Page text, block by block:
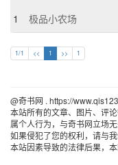
1 极品小农场
1/1 << 1 >> 1
@奇书网 . https://
本站所有的文章、图片、评
属个人行为，与奇书网立场无
如果侵犯了您的权利，请与
本站因素导致的法律后果，本